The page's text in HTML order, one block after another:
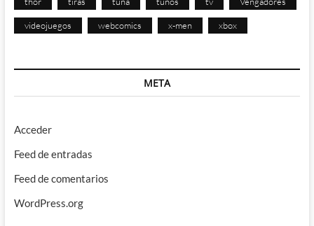
videojuegos webcomics x-men xbox
META
Acceder
Feed de entradas
Feed de comentarios
WordPress.org